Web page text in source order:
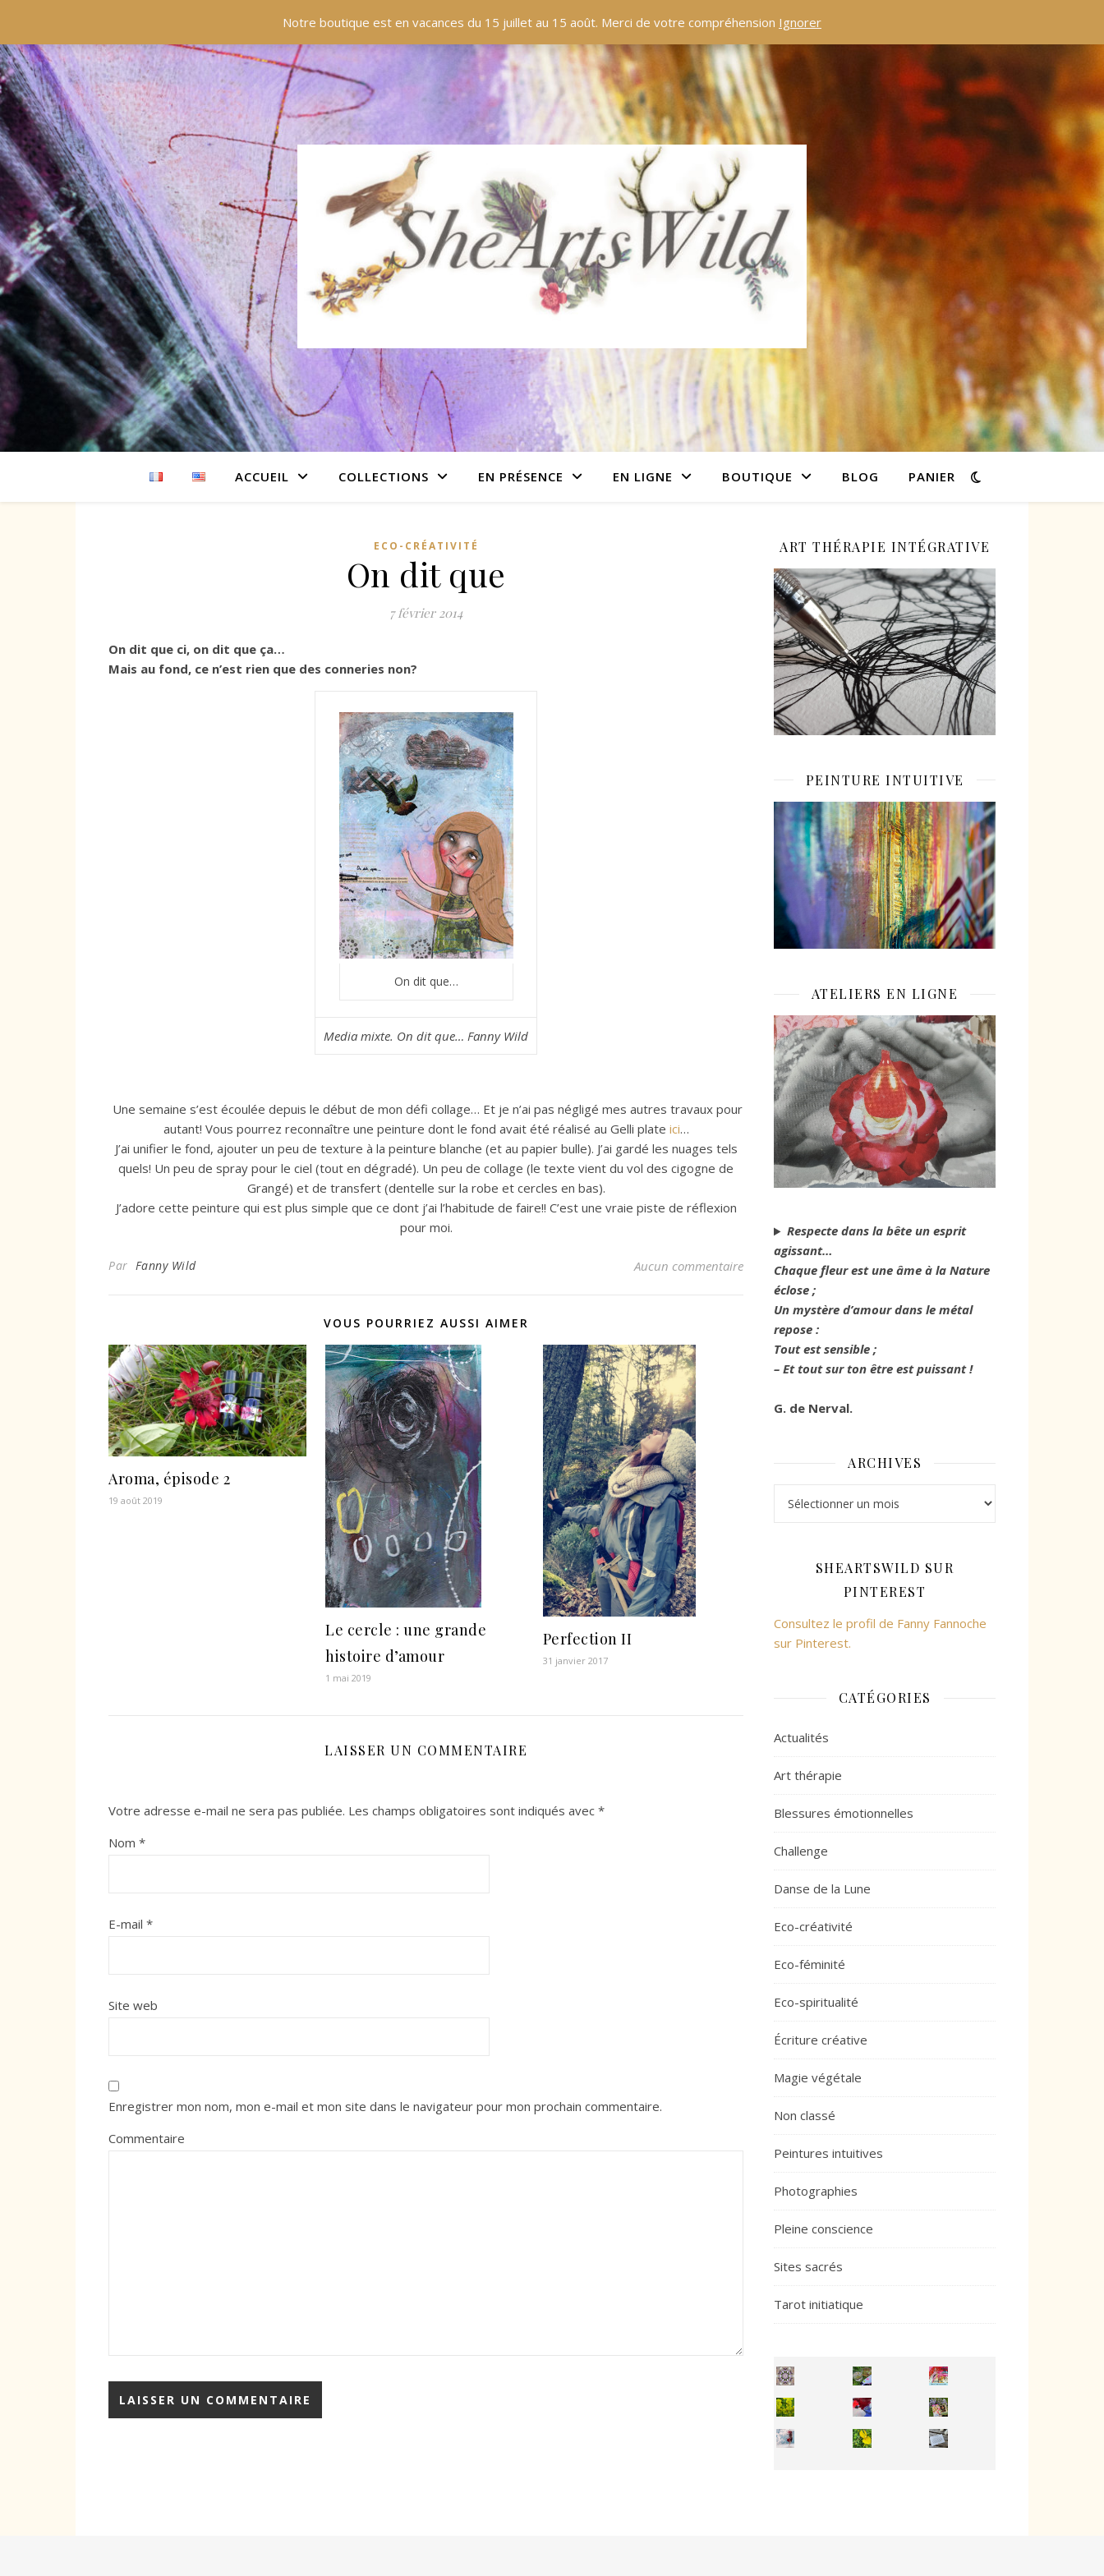
Notre boutique est en vacances du 15 juillet au 15 août. Merci de votre compréhension Ignorer
COLLECTIONS EN PRÉSENCE EN LIGNE BOUTIQUE BLOG PANIER
ACCUEIL COLLECTIONS EN PRÉSENCE EN LIGNE BOUTIQUE BLOG PANIER
ECO-CRÉATIVITÉ
On dit que
7 février 2014
On dit que ci, on dit que ça…
Mais au fond, ce n’est rien que des conneries non?
On dit que…
Media mixte. On dit que… Fanny Wild
Une semaine s’est écoulée depuis le début de mon défi collage… Et je n’ai pas négligé mes autres travaux pour
autant! Vous pourrez reconnaître une peinture dont le fond avait été réalisé au Gelli plate ici…
J’ai unifier le fond, ajouter un peu de texture à la peinture blanche (et au papier bulle). J’ai gardé les nuages tels
quels! Un peu de spray pour le ciel (tout en dégradé). Un peu de collage (le texte vient du vol des cigogne de
Grangé) et de transfert (dentelle sur la robe et cercles en bas).
J’adore cette peinture qui est plus simple que ce dont j’ai l’habitude de faire!! C’est une vraie piste de réflexion
pour moi.
Par Fanny Wild Aucun commentaire
VOUS POURRIEZ AUSSI AIMER
Aroma, épisode 2
19 août 2019
Le cercle : une grande
histoire d’amour
1 mai 2019
Perfection II
31 janvier 2017
LAISSER UN COMMENTAIRE
Votre adresse e-mail ne sera pas publiée. Les champs obligatoires sont indiqués avec *
Nom *
E-mail *
Site web
Enregistrer mon nom, mon e-mail et mon site dans le navigateur pour mon prochain commentaire.
Commentaire
ART THÉRAPIE INTÉGRATIVE
PEINTURE INTUITIVE
ATELIERS EN LIGNE
Respecte dans la bête un esprit
agissant…
Chaque fleur est une âme à la Nature
éclose ;
Un mystère d’amour dans le métal
repose :
Tout est sensible ;
– Et tout sur ton être est puissant !
G. de Nerval.
ARCHIVES
SHEARTSWILD SUR
PINTEREST
Consultez le profil de Fanny Fannoche
sur Pinterest.
CATÉGORIES
Actualités
Art thérapie
Blessures émotionnelles
Challenge
Danse de la Lune
Eco-créativité
Eco-féminité
Eco-spiritualité
Écriture créative
Magie végétale
Non classé
Peintures intuitives
Photographies
Pleine conscience
Sites sacrés
Tarot initiatique
Inhabit your body and understand its
You're
50/50 OR 100/100 ? The day after Ascension, w